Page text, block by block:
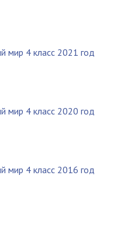
4 класс 2021 год
4 класс 2020 год
4 класс 2016 год